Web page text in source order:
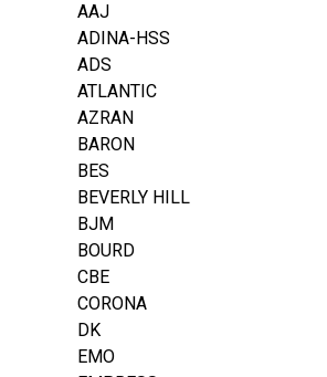
AAJ
ADINA-HSS
ADS
ATLANTIC
AZRAN
BARON
BES
BEVERLY HILL
BJM
BOURD
CBE
CORONA
DK
EMO